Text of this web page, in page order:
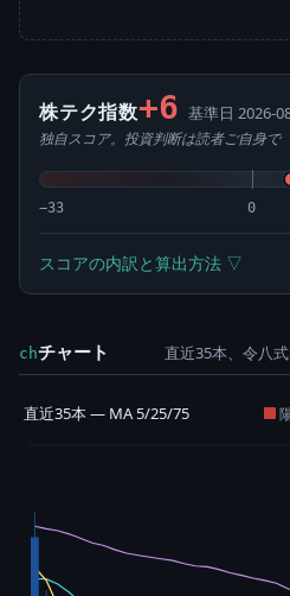
株テク指数+6 基準日 2026-
独自スコア。投資判断は読者ご自身で
−33 0
スコアの内訳と算出方法 ▽
chチャート 直近35本、令八
直近35本 — MA 5/25/75